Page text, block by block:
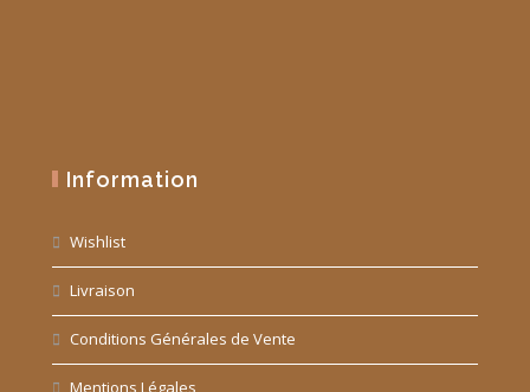
Information
Wishlist
Livraison
Conditions Générales de Vente
Mentions Légales